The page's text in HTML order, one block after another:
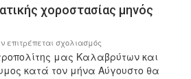
χοροστασίας μηνός
επιτρέπεται σχολιασμός
Πρόγραμμα
Αρχιερατικής
μας Καλαβρύτων και
κατά τον μήνα Αύγουστο θα